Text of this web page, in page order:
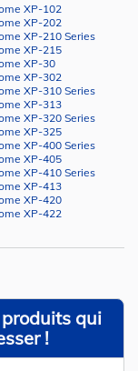
XP-102
XP-202
XP-210 Series
XP-215
XP-30
XP-302
XP-310 Series
XP-313
XP-320 Series
XP-325
XP-400 Series
XP-405
XP-410 Series
XP-413
XP-420
XP-422
qui
!